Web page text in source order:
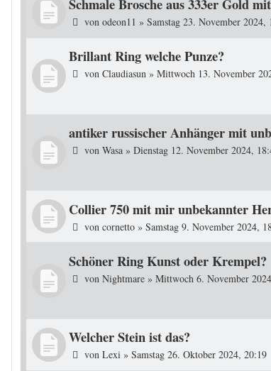
Schmale Brosche aus 333er Gold
von odeon11 » Samstag 23. November 2024,
Brillant Ring welche Punze?
von Claudiasun » Mittwoch 13. November
antiker russischer Anhänger mit
von Wasa » Dienstag 12. November 2024,
Collier 750 mit mir unbekannter
von cornetto » Samstag 9. November 2024,
Schöner Ring Kunst oder Krempel?
von Nightmare » Mittwoch 6. November
Welcher Stein ist das?
von Lexi » Samstag 26. Oktober 2024, 20:19